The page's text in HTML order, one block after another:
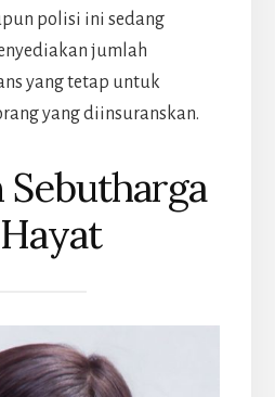
polisi ini sedang
jumlah
yang tetap untuk
yang diinsuranskan.
Sebutharga